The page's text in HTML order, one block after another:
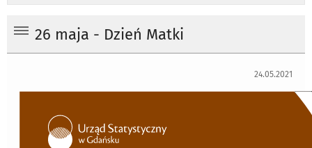
26 maja - Dzień Matki
24.05.2021